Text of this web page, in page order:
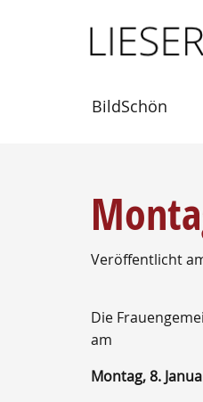
BildSchön
Veröffentlicht
Die
am
Montag, 8.